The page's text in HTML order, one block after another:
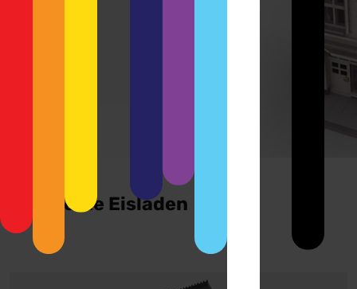
Der kleine Eisladen